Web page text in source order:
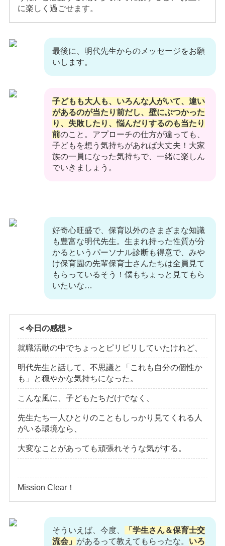
に楽しく過ごせます。
最後に、明代先生からのメッセージをお願
いします。
子どもも大人も、いろんな人がいて、違い
があるのが当たり前だし、壁にぶつかった
り、失敗したり、悩んだりするのも当たり
前のこと。アプローチの仕方が違っても、
子どもを想う気持ちがあれば大丈夫！大家
族の一員になった気持ちで、一緒に楽しん
でいきましょう。
好奇心旺盛で、保育以外のさまざまな知識
も豊富な明代先生。生まれ持った性質が分
かるというパーソナル診断も得意で、みや
け保育園の先輩保育士さんたちは全員見て
もらっているそう！僕もちょっと見てもら
いたいな…
＜今日の感想＞
就職活動の中でちょっとピリピリしていたけれど、
明代先生と話して、不思議と「これも自分の個性か
も」と穏やかな気持ちになった。
こんな風に、子どもたちだけでなく、
先生たち一人ひとりのこともしっかり見てくれる人
がいる環境なら、
大変なことがあっても頑張れそうな気がする。
Mission Clear！
そういえば、今度、
「学生さん＆保育士交
流会」 があるって教えてもらったな。 いろ